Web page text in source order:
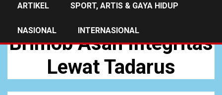
ARTIKEL SPORT, ARTIS & GAYA HIDUP
NASIONAL INTERNASIONAL
Brimob Asah Integritas
Lewat Tadarus